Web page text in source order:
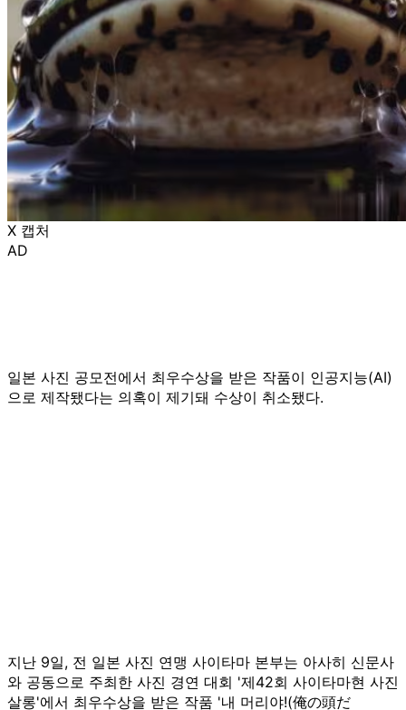
X 캡처
AD
일본 사진 공모전에서 최우수상을 받은 작품이 인공지능(AI)
으로 제작됐다는 의혹이 제기돼 수상이 취소됐다.
지난 9일, 전 일본 사진 연맹 사이타마 본부는 아사히 신문사
와 공동으로 주최한 사진 경연 대회 '제42회 사이타마현 사진
살롱'에서 최우수상을 받은 작품 '내 머리야!(俺の頭だ